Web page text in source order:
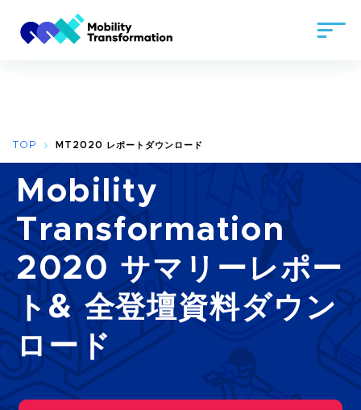
TOP MT2020 レポートダウンロード
Mobility
Transformation
2020 サマリーレポー
ト& 全登壇資料ダウン
ロード